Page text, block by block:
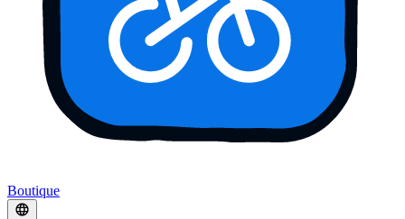
Boutique